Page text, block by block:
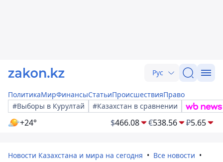
Рус
ПолитикаМирФинансыСтатьиПроисшествияПраво
#Выборы в Курултай
#Казахстан в сравнении
+24° $466.08 €538.56 ₽5.65
Новости Казахстана и мира на сегодня
Все новости